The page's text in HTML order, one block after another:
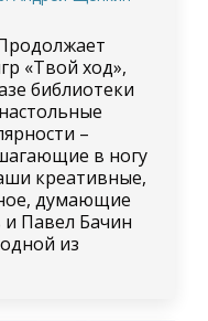
«Твой ход»,
библиотеки
–
в ногу
креативные,
думающие
и Павел Бачин
из